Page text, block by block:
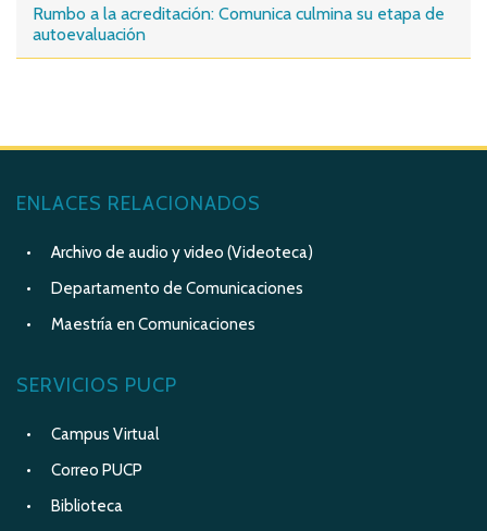
Rumbo a la acreditación: Comunica culmina su etapa de
autoevaluación
ENLACES RELACIONADOS
Archivo de audio y video (Videoteca)
Departamento de Comunicaciones
Maestría en Comunicaciones
SERVICIOS PUCP
Campus Virtual
Correo PUCP
Biblioteca